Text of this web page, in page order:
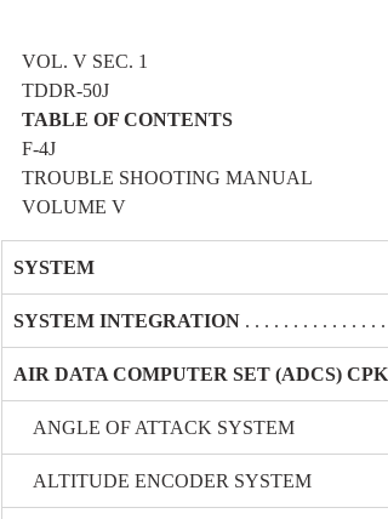
VOL. V SEC. 1
TDDR-50J
TABLE OF CONTENTS
F-4J
TROUBLE SHOOTING MANUAL
VOLUME V
SYSTEM
SYSTEM INTEGRATION . . . . . . . . . . . . . .
AIR DATA COMPUTER SET (ADCS) CPK-
ANGLE OF ATTACK SYSTEM
ALTITUDE ENCODER SYSTEM